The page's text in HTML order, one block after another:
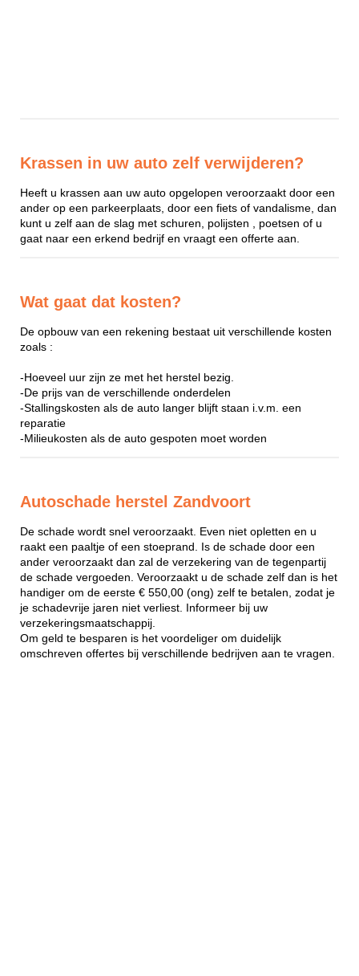
Krassen in uw auto zelf verwijderen?
Heeft u krassen aan uw auto opgelopen veroorzaakt door een
ander op een parkeerplaats, door een fiets of vandalisme, dan
kunt u zelf aan de slag met schuren, polijsten , poetsen of u
gaat naar een erkend bedrijf en vraagt een offerte aan.
Wat gaat dat kosten?
De opbouw van een rekening bestaat uit verschillende kosten
zoals :
-Hoeveel uur zijn ze met het herstel bezig.
-De prijs van de verschillende onderdelen
-Stallingskosten als de auto langer blijft staan i.v.m. een
reparatie
-Milieukosten als de auto gespoten moet worden
Autoschade herstel Zandvoort
De schade wordt snel veroorzaakt. Even niet opletten en u
raakt een paaltje of een stoeprand. Is de schade door een
ander veroorzaakt dan zal de verzekering van de tegenpartij
de schade vergoeden. Veroorzaakt u de schade zelf dan is het
handiger om de eerste € 550,00 (ong) zelf te betalen, zodat je
je schadevrije jaren niet verliest. Informeer bij uw
verzekeringsmaatschappij.
Om geld te besparen is het voordeliger om duidelijk
omschreven offertes bij verschillende bedrijven aan te vragen.